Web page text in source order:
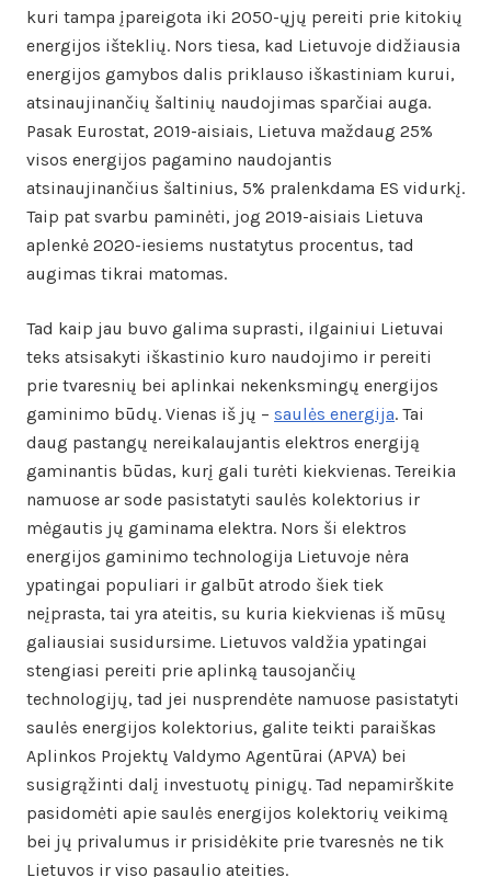
kuri tampa įpareigota iki 2050-ųjų pereiti prie kitokių
energijos išteklių. Nors tiesa, kad Lietuvoje didžiausia
energijos gamybos dalis priklauso iškastiniam kurui,
atsinaujinančių šaltinių naudojimas sparčiai auga.
Pasak Eurostat, 2019-aisiais, Lietuva maždaug 25%
visos energijos pagamino naudojantis
atsinaujinančius šaltinius, 5% pralenkdama ES vidurkį.
Taip pat svarbu paminėti, jog 2019-aisiais Lietuva
aplenkė 2020-iesiems nustatytus procentus, tad
augimas tikrai matomas.
Tad kaip jau buvo galima suprasti, ilgainiui Lietuvai
teks atsisakyti iškastinio kuro naudojimo ir pereiti
prie tvaresnių bei aplinkai nekenksmingų energijos
gaminimo būdų. Vienas iš jų – saulės energija. Tai
daug pastangų nereikalaujantis elektros energiją
gaminantis būdas, kurį gali turėti kiekvienas. Tereikia
namuose ar sode pasistatyti saulės kolektorius ir
mėgautis jų gaminama elektra. Nors ši elektros
energijos gaminimo technologija Lietuvoje nėra
ypatingai populiari ir galbūt atrodo šiek tiek
neįprasta, tai yra ateitis, su kuria kiekvienas iš mūsų
galiausiai susidursime. Lietuvos valdžia ypatingai
stengiasi pereiti prie aplinką tausojančių
technologijų, tad jei nusprendėte namuose pasistatyti
saulės energijos kolektorius, galite teikti paraiškas
Aplinkos Projektų Valdymo Agentūrai (APVA) bei
susigrąžinti dalį investuotų pinigų. Tad nepamirškite
pasidomėti apie saulės energijos kolektorių veikimą
bei jų privalumus ir prisidėkite prie tvaresnės ne tik
Lietuvos ir viso pasaulio ateities.